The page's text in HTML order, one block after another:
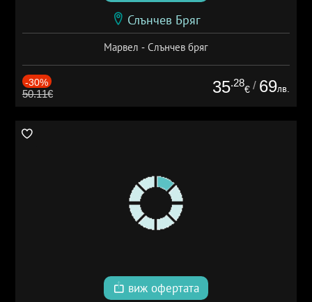
Слънчев Бряг
Марвел - Слънчев бряг
-30%
50.11€ 35.28
€ / 69лв.
виж офертата